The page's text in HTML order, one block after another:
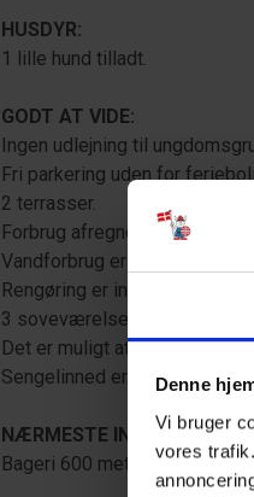
Denne
Vi bruger
vores
HUSDYR:
1 lille hund tilladt.
GODT AT VIDE:
Ingen udlejning til
Fri parkering uden for
2 terrasser.
Forbrug afregner efter
Vandforbrug er inklusiv i prisen.
Rengøring er inklusiv i prisen.
3 soveværelser. 2 med
Det er muligt at låne
Sengelinned er ikke
NÆRMESTE INDKØB:
Bageri 600 meter fra